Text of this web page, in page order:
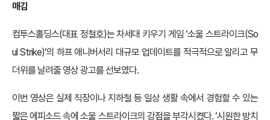
매김
컴투스홀딩스(대표 정철호)는 차세대 키우기 게임 ‘소울 스트라이크(So
ul Strike)’의 하프 애니버서리 대규모 업데이트를 적극적으로 알리고 무
더위를 날려줄 영상 광고를 선보였다.
이번 영상은 실제 직장이나 지하철 등 일상 생활 속에서 경험할 수 있는
짧은 에피소드 속에 소울 스트라이크의 강점을 부각시켰다. ‘시원한 방치